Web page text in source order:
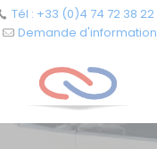
Tél : +33 (0)4 74 72 38 22
Demande d'information